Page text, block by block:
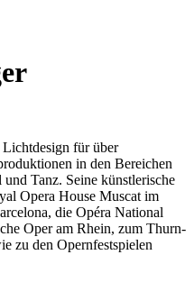
Lichtdesign für über
in den Bereichen
Tanz. Seine künstlerische
Opera House Muscat im
die Opéra National
Oper am Rhein, zum Thurn-
zu den Opernfestspielen